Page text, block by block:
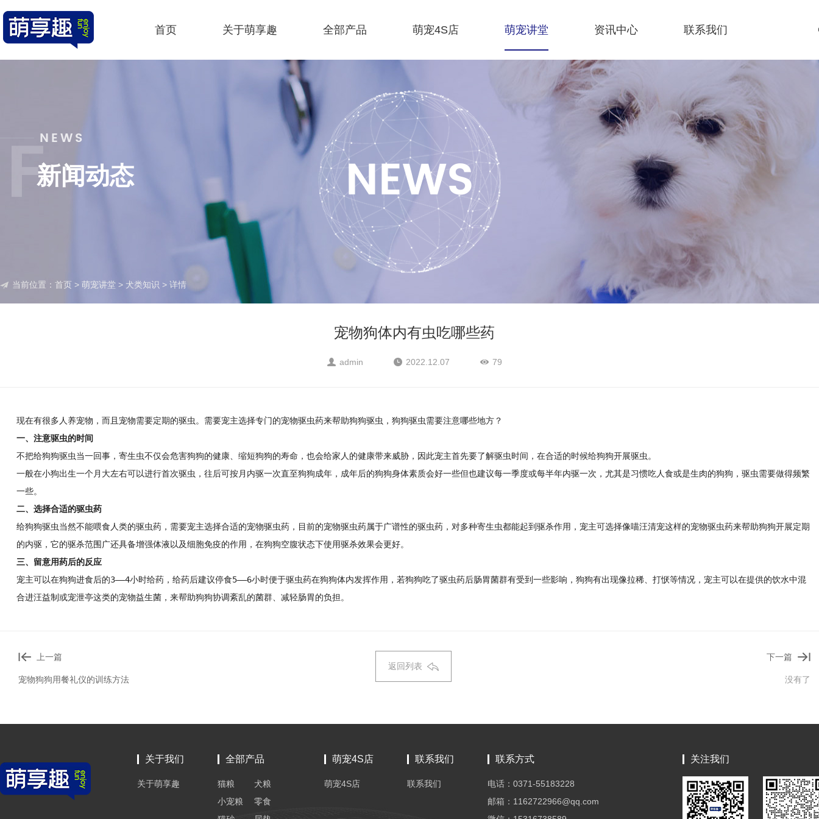
首页 关于萌享趣 全部产品 萌宠4S店 萌宠讲堂 资讯中心 联系我们
NEWS
NEWS
新闻动态
当前位置： 首页 > 萌宠讲堂 > 犬类知识 > 详情
宠物狗体内有虫吃哪些药
admin 2022.12.07 79
现在有很多人养宠物，而且宠物需要定期的驱虫。需要宠主选择专门的宠物驱虫药来帮助狗狗驱虫，狗狗驱虫需要注意哪些地方？
一、注意驱虫的时间
不把给狗狗驱虫当一回事，寄生虫不仅会危害狗狗的健康、缩短狗狗的寿命，也会给家人的健康带来威胁，因此宠主首先要了解驱虫时间，在合适的时候给狗狗开展驱虫。
一般在小狗出生一个月大左右可以进行首次驱虫，往后可按月内驱一次直至狗狗成年，成年后的狗狗身体素质会好一些但也建议每一季度或每半年内驱一次，尤其是习惯吃人食或是生肉的狗狗，驱虫需要做得频繁
一些。
二、选择合适的驱虫药
给狗狗驱虫当然不能喂食人类的驱虫药，需要宠主选择合适的宠物驱虫药，目前的宠物驱虫药属于广谱性的驱虫药，对多种寄生虫都能起到驱杀作用，宠主可选择像喵汪清宠这样的宠物驱虫药来帮助狗狗开展定期
的内驱，它的驱杀范围广还具备增强体液以及细胞免疫的作用，在狗狗空腹状态下使用驱杀效果会更好。
三、留意用药后的反应
宠主可以在狗狗进食后的3——4小时给药，给药后建议停食5——6小时便于驱虫药在狗狗体内发挥作用，若狗狗吃了驱虫药后肠胃菌群有受到一些影响，狗狗有出现像拉稀、打恹等情况，宠主可以在提供的饮水中混
合进汪益制或宠泄亭这类的宠物益生菌，来帮助狗狗协调紊乱的菌群、减轻肠胃的负担。
上一篇
宠物狗狗用餐礼仪的训练方法
返回列表
下一篇
没有了
关于我们
关于萌享趣
全部产品
猫粮
犬粮
小宠粮
零食
萌宠4S店
萌宠4S店
联系我们
联系我们
联系方式
电话：0371-55183228
邮箱：1162722966@qq.com
关注我们